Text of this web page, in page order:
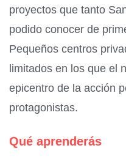
proyectos que tanto
podido conocer de
Pequeños centros
limitados en los que el
epicentro de la acción
protagonistas.
Qué aprenderás